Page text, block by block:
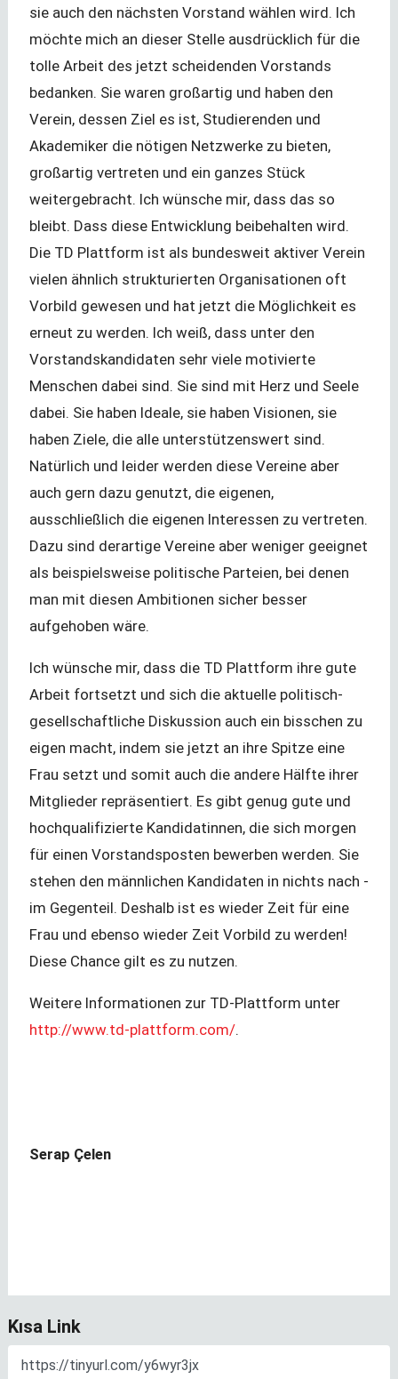
sie auch den nächsten Vorstand wählen wird. Ich
möchte mich an dieser Stelle ausdrücklich für die
tolle Arbeit des jetzt scheidenden Vorstands
bedanken. Sie waren großartig und haben den
Verein, dessen Ziel es ist, Studierenden und
Akademiker die nötigen Netzwerke zu bieten,
großartig vertreten und ein ganzes Stück
weitergebracht. Ich wünsche mir, dass das so
bleibt. Dass diese Entwicklung beibehalten wird.
Die TD Plattform ist als bundesweit aktiver Verein
vielen ähnlich strukturierten Organisationen oft
Vorbild gewesen und hat jetzt die Möglichkeit es
erneut zu werden. Ich weiß, dass unter den
Vorstandskandidaten sehr viele motivierte
Menschen dabei sind. Sie sind mit Herz und Seele
dabei. Sie haben Ideale, sie haben Visionen, sie
haben Ziele, die alle unterstützenswert sind.
Natürlich und leider werden diese Vereine aber
auch gern dazu genutzt, die eigenen,
ausschließlich die eigenen Interessen zu vertreten.
Dazu sind derartige Vereine aber weniger geeignet
als beispielsweise politische Parteien, bei denen
man mit diesen Ambitionen sicher besser
aufgehoben wäre.
Ich wünsche mir, dass die TD Plattform ihre gute
Arbeit fortsetzt und sich die aktuelle politisch-
gesellschaftliche Diskussion auch ein bisschen zu
eigen macht, indem sie jetzt an ihre Spitze eine
Frau setzt und somit auch die andere Hälfte ihrer
Mitglieder repräsentiert. Es gibt genug gute und
hochqualifizierte Kandidatinnen, die sich morgen
für einen Vorstandsposten bewerben werden. Sie
stehen den männlichen Kandidaten in nichts nach -
im Gegenteil. Deshalb ist es wieder Zeit für eine
Frau und ebenso wieder Zeit Vorbild zu werden!
Diese Chance gilt es zu nutzen.
Weitere Informationen zur TD-Plattform unter
http://www.td-plattform.com/.
Serap Çelen
Kısa Link